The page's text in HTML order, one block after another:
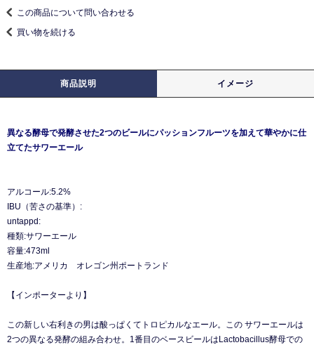
この商品について問い合わせる
買い物を続ける
商品説明 イメージ
異なる酵母で発酵させた2つのビールにパッションフルーツを加えて華やかに仕
立てたサワーエール
アルコール:5.2%
IBU（苦さの基準）:
untappd:
種類:サワーエール
容量:473ml
生産地:アメリカ オレゴン州ポートランド
【インポーターより】
この新しい右利きの男は酸っぱくてトロピカルなエール。この サワーエールは
2つの異なる発酵の組み合わせ。1番目のベースビールはLactobacillus酵母での